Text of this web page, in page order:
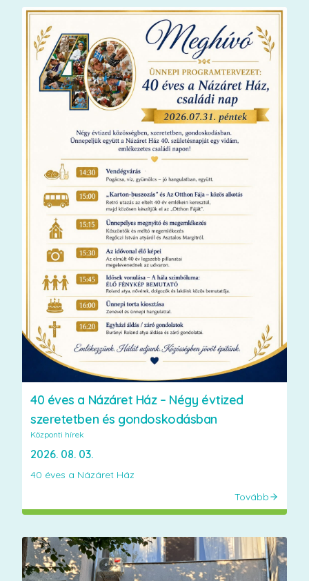
40 éves a Názáret Ház – Négy évtized
szeretetben és gondoskodásban
Központi hírek
2026. 08. 03.
40 éves a Názáret Ház
Tovább